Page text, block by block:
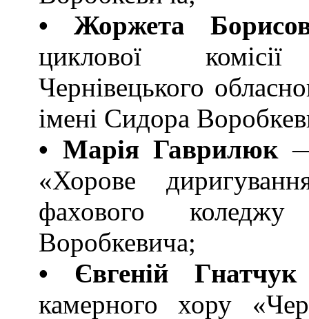
• Жоржета
циклової
Чернівецького
імені Сидора
• Марія Гаврилюк—
«Хорове
фахового
Воробкевича;
• Євгеній Гнатчук
камерного хору